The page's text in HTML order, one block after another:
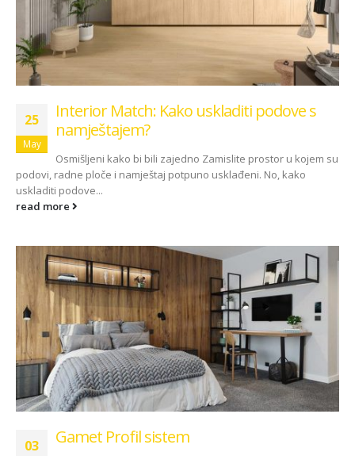
25
May
Interior Match: Kako uskladiti podove s
namještajem?
Osmišljeni kako bi bili zajedno Zamislite prostor u kojem su
podovi, radne ploče i namještaj potpuno usklađeni. No, kako
uskladiti podove...
read more
03 Gamet Profil sistem